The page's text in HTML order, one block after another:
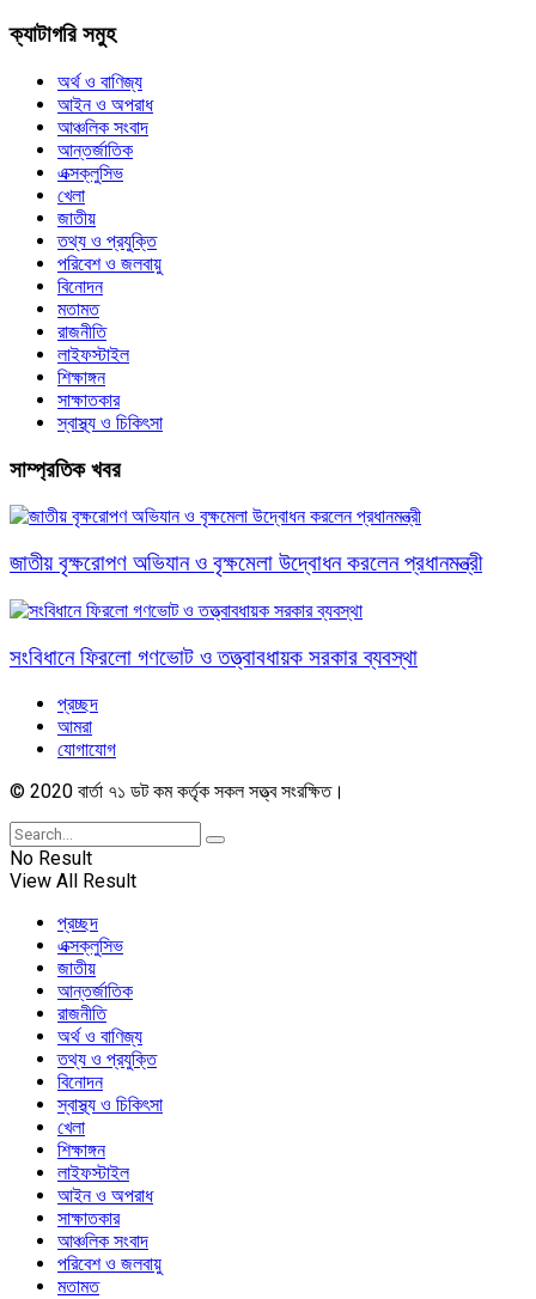
ক্যাটাগরি সমুহ
অর্থ ও বাণিজ্য
আইন ও অপরাধ
আঞ্চলিক সংবাদ
আন্তর্জাতিক
এক্সক্লুসিভ
খেলা
জাতীয়
তথ্য ও প্রযুক্তি
পরিবেশ ও জলবায়ু
বিনোদন
মতামত
রাজনীতি
লাইফস্টাইল
শিক্ষাঙ্গন
সাক্ষাতকার
স্বাস্থ্য ও চিকিৎসা
সাম্প্রতিক খবর
জাতীয় বৃক্ষরোপণ অভিযান ও বৃক্ষমেলা উদ্বোধন করলেন প্রধানমন্ত্রী
সংবিধানে ফিরলো গণভোট ও তত্ত্বাবধায়ক সরকার ব্যবস্থা
প্রচ্ছদ
আমরা
যোগাযোগ
© 2020 বার্তা ৭১ ডট কম কর্তৃক সকল সত্ত্ব সংরক্ষিত।
No Result
View All Result
প্রচ্ছদ
এক্সক্লুসিভ
জাতীয়
আন্তর্জাতিক
রাজনীতি
অর্থ ও বাণিজ্য
তথ্য ও প্রযুক্তি
বিনোদন
স্বাস্থ্য ও চিকিৎসা
খেলা
শিক্ষাঙ্গন
লাইফস্টাইল
আইন ও অপরাধ
সাক্ষাতকার
আঞ্চলিক সংবাদ
পরিবেশ ও জলবায়ু
মতামত